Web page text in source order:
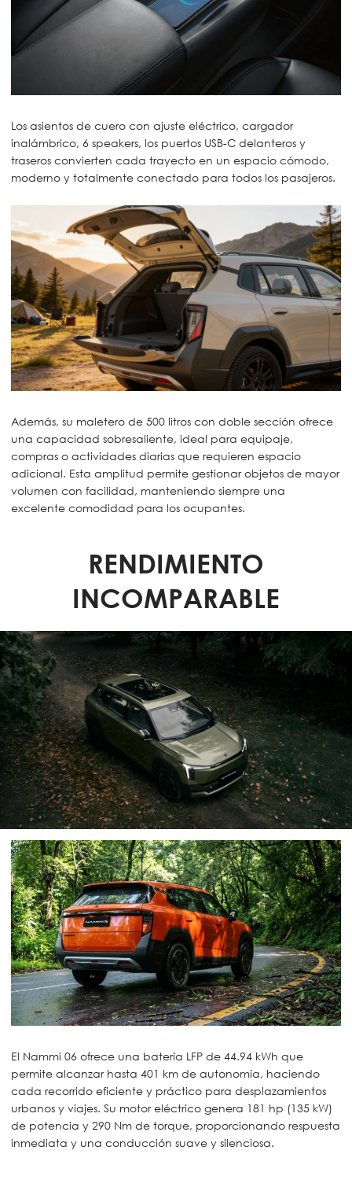
Los asientos de cuero con ajuste eléctrico, cargador
inalámbrico, 6 speakers, los puertos USB-C delanteros y
traseros convierten cada trayecto en un espacio cómodo,
moderno y totalmente conectado para todos los pasajeros.
Además, su maletero de 500 litros con doble sección ofrece
una capacidad sobresaliente, ideal para equipaje,
compras o actividades diarias que requieren espacio
adicional. Esta amplitud permite gestionar objetos de mayor
volumen con facilidad, manteniendo siempre una
excelente comodidad para los ocupantes.
RENDIMIENTO
INCOMPARABLE
El Nammi 06 ofrece una batería LFP de 44.94 kWh que
permite alcanzar hasta 401 km de autonomía, haciendo
cada recorrido eficiente y práctico para desplazamientos
urbanos y viajes. Su motor eléctrico genera 181 hp (135 kW)
de potencia y 290 Nm de torque, proporcionando respuesta
inmediata y una conducción suave y silenciosa.